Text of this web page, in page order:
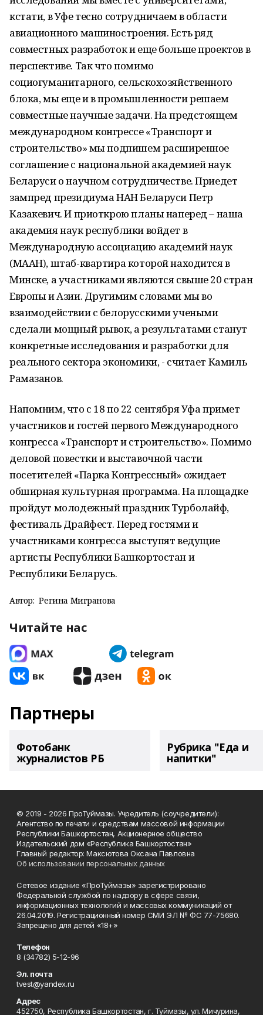
кстати, в Уфе тесно сотрудничаем в области
авиационного машиностроения. Есть ряд
совместных разработок и еще больше проектов в
перспективе. Так что помимо
социогуманитарного, сельскохозяйственного
блока, мы еще и в промышленности решаем
совместные научные задачи. На предстоящем
международном конгрессе «Транспорт и
строительство» мы подпишем расширенное
соглашение с национальной академией наук
Беларуси о научном сотрудничестве. Приедет
зампред президиума НАН Беларуси Петр
Казакевич. И приоткрою планы наперед – наша
академия наук республики войдет в
Международную ассоциацию академий наук
(МААН), штаб-квартира которой находится в
Минске, а участниками являются свыше 20 стран
Европы и Азии. Другимим словами мы во
взаимодействии с белорусскими учеными
сделали мощный рывок, а результатами станут
конкретные исследования и разработки для
реального сектора экономики, - считает Камиль
Рамазанов.
Напомним, что с 18 по 22 сентября Уфа примет
участников и гостей первого Международного
конгресса «Транспорт и строительство». Помимо
деловой повестки и выставочной части
посетителей «Парка Конгрессный» ожидает
обширная культурная программа. На площадке
пройдут молодежный праздник Турболайф,
фестиваль Драйфест. Перед гостями и
участниками конгресса выступят ведущие
артисты Республики Башкортостан и
Республики Беларусь.
Автор: Регина Мигранова
Читайте нас
Партнеры
Фотобанк
журналистов РБ
Рубрика "Еда и
напитки"
© 2019 - 2026 ПроТуймазы. Учредитель (соучредители):
Агентство по печати и средствам массовой информации
Республики Башкортостан, Акционерное общество
Издательский дом «Республика Башкортостан»
Главный редактор: Максютова Оксана Павловна
Об использовании персональных данных
Сетевое издание «ПроТуймазы» зарегистрировано
Федеральной службой по надзору в сфере связи,
информационных технологий и массовых коммуникаций от
26.04.2019. Регистрационный номер СМИ ЭЛ № ФС 77-75680.
Запрещено для детей «18+»
Телефон
8 (34782) 5-12-96
Эл. почта
tvest@yandex.ru
Адрес
452750, Республика Башкортостан, г. Туймазы, ул. Мичурина,